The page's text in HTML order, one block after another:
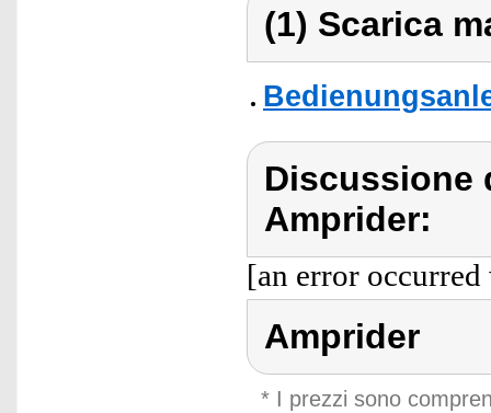
(1) Scarica
Discussione
Amprider:
[an error
Amprider
* I prezzi sono